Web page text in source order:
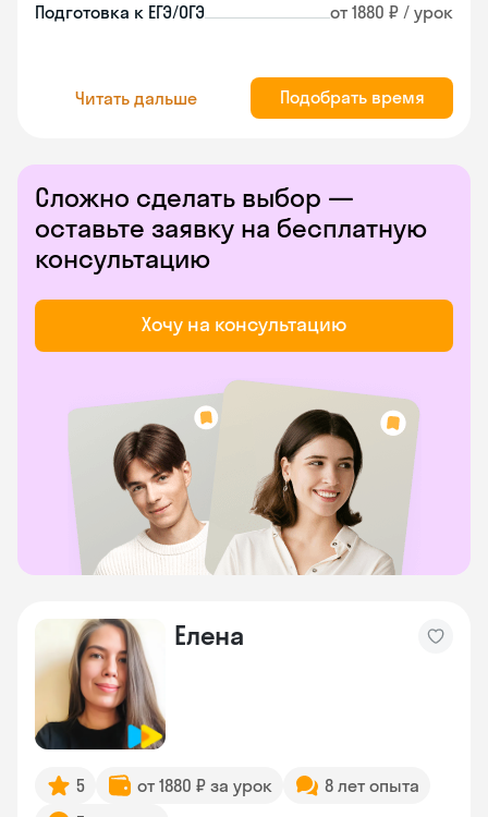
Подготовка к ЕГЭ/ОГЭ от 1880 ₽ / урок
Читать дальше Подобрать время
Сложно сделать выбор —
оставьте заявку на бесплатную
консультацию
Хочу на консультацию
Елена
5 от 1880 ₽ за урок
8 лет опыта